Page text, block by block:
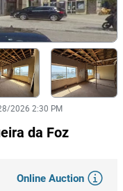
2026 2:30 PM
da Foz
Online Auction